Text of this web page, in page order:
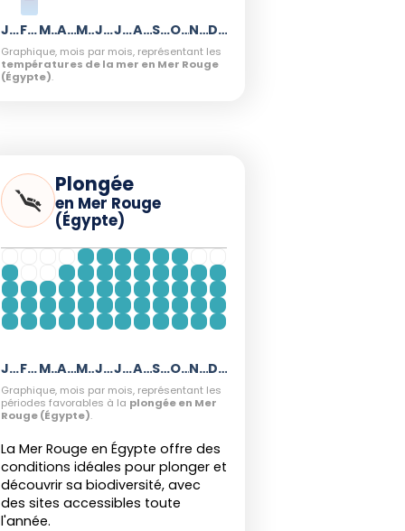
Janvier Février Mars Avril Mai Juin Juillet Août Septembre Octobre Novembre Décembre
Graphique, mois par mois, représentant les
températures de la mer en Mer Rouge
(Égypte).
Plongée
en Mer Rouge
(Égypte)
Janvier Février Mars Avril Mai Juin Juillet Août Septembre Octobre Novembre Décembre
Graphique, mois par mois, représentant les
périodes favorables à la plongée en Mer
Rouge (Égypte).
La Mer Rouge en Égypte offre des
conditions idéales pour plonger et
découvrir sa biodiversité, avec
des sites accessibles toute
l'année.